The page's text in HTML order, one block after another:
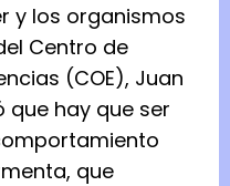
y los organismos
Centro de
(COE), Juan
que hay que ser
que